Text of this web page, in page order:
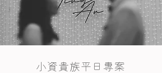
小資貴族平日專案